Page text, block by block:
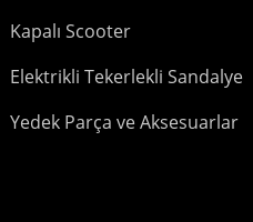
Kapalı Scooter
Elektrikli Tekerlekli Sandalye
Yedek Parça ve Aksesuarlar